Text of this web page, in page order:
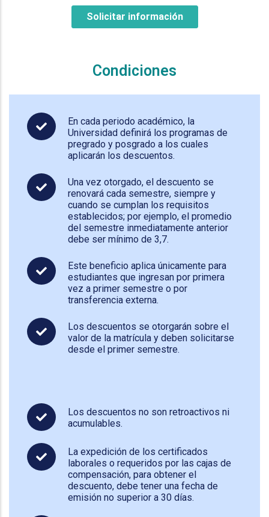
Condiciones
En cada periodo académico, la
Universidad definirá los programas de
pregrado y posgrado a los cuales
aplicarán los descuentos.
Una vez otorgado, el descuento se
renovará cada semestre, siempre y
cuando se cumplan los requisitos
establecidos; por ejemplo, el promedio
del semestre inmediatamente anterior
debe ser mínimo de 3,7.
Este beneficio aplica únicamente para
estudiantes que ingresan por primera
vez a primer semestre o por
transferencia externa.
Los descuentos se otorgarán sobre el
valor de la matrícula y deben solicitarse
desde el primer semestre.
Los descuentos no son retroactivos ni
acumulables.
La expedición de los certificados
laborales o requeridos por las cajas de
compensación, para obtener el
descuento, debe tener una fecha de
emisión no superior a 30 días.